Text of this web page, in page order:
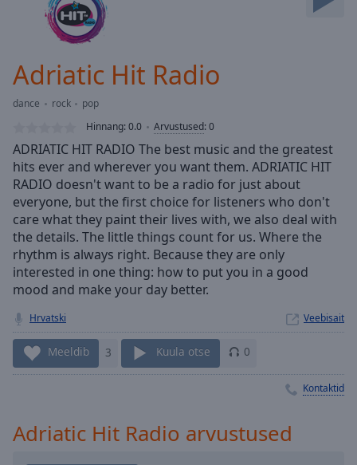
Current
Time0:00
0.00%
Stream
TypeLIVE
Seek to
live,
currently
behind
liveLIVE
Remaining
Time-
1x
Playback
Rate
Chapters
Descriptions
Adriatic Hit Radio
dance rock
pop
Hinnang:0.0 Arvustused:0
ADRIATIC HIT RADIO The best music and the greatest
hits ever and wherever you want them. ADRIATIC HIT
RADIO doesn't want to be a radio for just about
everyone, but the first choice for listeners who don't
care what they paint their lives with, we also deal with
the details. The little things count for us. Where the
rhythm is always right. Because they are only
interested in one thing: how to put you in a good
mood and make your day better.
Hrvatski Veebisait
Meeldib 3 Kuula otse 0
Kontaktid
Adriatic Hit Radio arvustused